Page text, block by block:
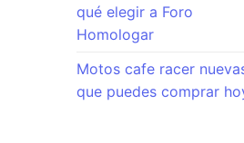
qué elegir a Foro
Homologar
Motos cafe racer
que puedes comprar